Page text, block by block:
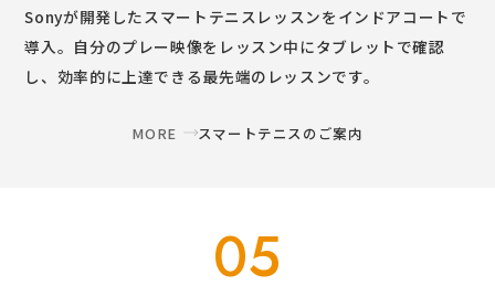
Sonyが開発したスマートテニスレッスンをインドアコートで
導入。自分のプレー映像をレッスン中にタブレットで確認
し、効率的に上達できる最先端のレッスンです。
MORE スマートテニスのご案内
05